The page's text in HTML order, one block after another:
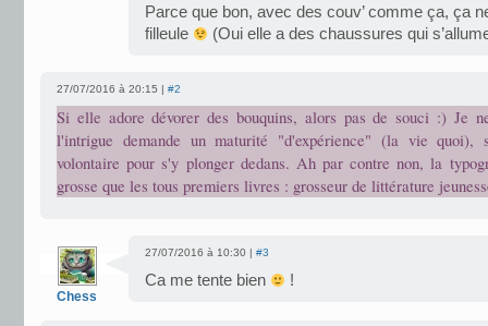
Parce que bon, avec des couv’ comme ça, ça
filleule
(Oui elle a des chaussures qui
27/07/2016 à 20:15 | #2
Si elle adore dévorer des bouquins, alors pas de souci :) Je
l'intrigue demande un maturité "d'expérience" (la vie quoi),
volontaire pour s'y plonger dedans. Ah par contre non, la
grosse que les tous premiers livres : grosseur de littérature
Chess
27/07/2016 à 10:30 | #3
Ca me tente bien !